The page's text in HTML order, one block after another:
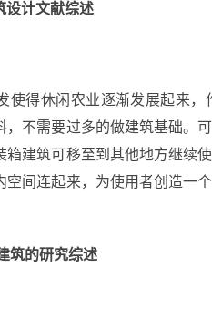
设计文献综述
使得休闲农业逐渐发展起来
，不需要过多的做建筑基础。
建筑可移至到其他地方继续
空间连起来，为使用者创造一
筑的研究综述